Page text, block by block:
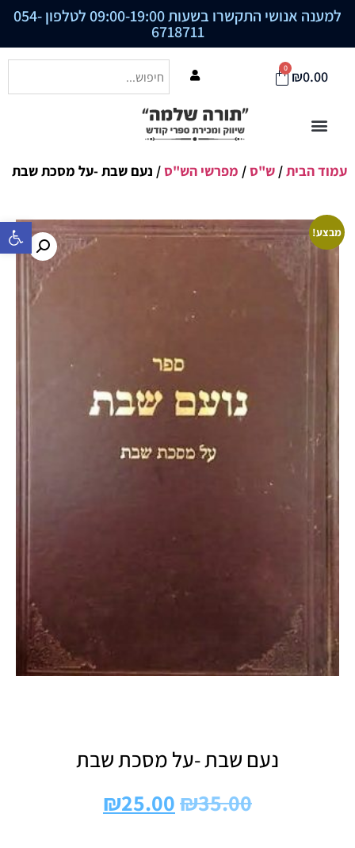
פתח סרגל
למענה אנושי התקשרו בשעות 09:00-19:00 לטלפון 054-
6718711
₪0.00
0
עמוד הבית/ ש"ס/ מפרשי הש"ס/ נעם שבת -על מסכת שבת
מבצע!
נעם שבת -על מסכת שבת
₪35.00
₪25.00